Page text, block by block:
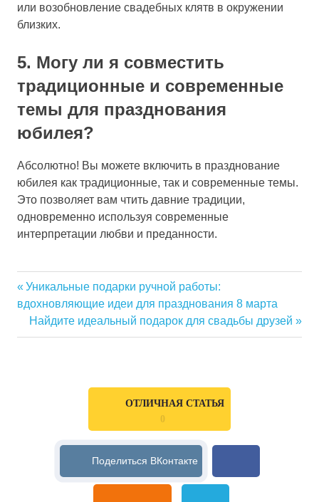
или возобновление свадебных клятв в окружении
близких.
5. Могу ли я совместить
традиционные и современные
темы для празднования
юбилея?
Абсолютно! Вы можете включить в празднование
юбилея как традиционные, так и современные темы.
Это позволяет вам чтить давние традиции,
одновременно используя современные
интерпретации любви и преданности.
Навигация
по
Previous
Post:
Уникальные подарки ручной работы:
вдохновляющие идеи для празднования 8 марта
Next
Post:
Найдите идеальный подарок для свадьбы друзей
ОТЛИЧНАЯ СТАТЬЯ
0